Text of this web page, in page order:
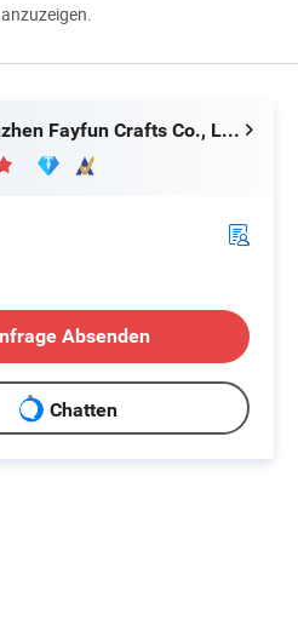
Shenzhen Fayfun Crafts Co., Ltd.
Absenden
Chatten